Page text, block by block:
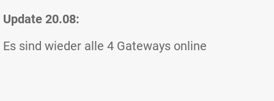
Update 20.08:
Es sind wieder alle 4 Gateways online